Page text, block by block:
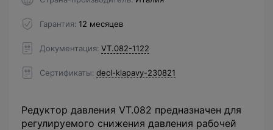
Гарантия 12 месяцев
Документация VT.082-1122
Сертификаты decl-klapavy-230821
Редуктор давления VT.082 предназначен для
регулируемого снижения давления рабочей